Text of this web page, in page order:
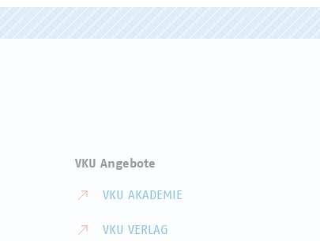
VKU Angebote
VKU AKADEMIE
VKU VERLAG